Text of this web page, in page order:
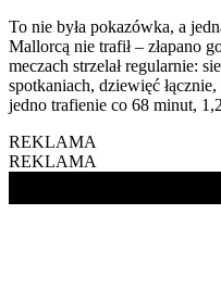
To nie była pokazówka, a
Mallorcą nie trafił – złapano
meczach strzelał regularnie:
spotkaniach, dziewięć
jedno trafienie co 68 minut,
REKLAMA
REKLAMA